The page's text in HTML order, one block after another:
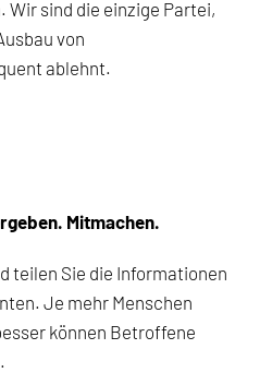
sind die einzige Partei,
von
ablehnt.
Mitmachen.
teilen Sie die Informationen
Je mehr Menschen
können Betroffene